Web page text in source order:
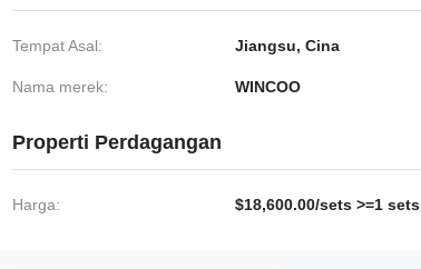
Tempat Asal: Jiangsu, Cina
Nama merek: WINCOO
Properti Perdagangan
Harga: $18,600.00/sets >=1 sets